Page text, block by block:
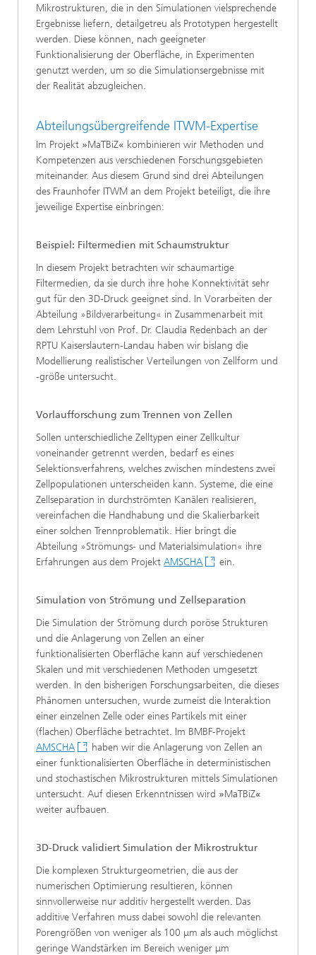
Mikrostrukturen, die in den Simulationen vielsprechende
Ergebnisse liefern, detailgetreu als Prototypen hergestellt
werden. Diese können, nach geeigneter
Funktionalisierung der Oberfläche, in Experimenten
genutzt werden, um so die Simulationsergebnisse mit
der Realität abzugleichen.
Abteilungsübergreifende ITWM-Expertise
Im Projekt »MaTBiZ« kombinieren wir Methoden und
Kompetenzen aus verschiedenen Forschungsgebieten
miteinander. Aus diesem Grund sind drei Abteilungen
des Fraunhofer ITWM an dem Projekt beteiligt, die ihre
jeweilige Expertise einbringen:
Beispiel: Filtermedien mit Schaumstruktur
In diesem Projekt betrachten wir schaumartige
Filtermedien, da sie durch ihre hohe Konnektivität sehr
gut für den 3D-Druck geeignet sind. In Vorarbeiten der
Abteilung »Bildverarbeitung« in Zusammenarbeit mit
dem Lehrstuhl von Prof. Dr. Claudia Redenbach an der
RPTU Kaiserslautern-Landau haben wir bislang die
Modellierung realistischer Verteilungen von Zellform und
-größe untersucht.
Vorlaufforschung zum Trennen von Zellen
Sollen unterschiedliche Zelltypen einer Zellkultur
voneinander getrennt werden, bedarf es eines
Selektionsverfahrens, welches zwischen mindestens zwei
Zellpopulationen unterscheiden kann. Systeme, die eine
Zellseparation in durchströmten Kanälen realisieren,
vereinfachen die Handhabung und die Skalierbarkeit
einer solchen Trennproblematik. Hier bringt die
Abteilung »Strömungs- und Materialsimulation« ihre
Erfahrungen aus dem Projekt AMSCHA ein.
Simulation von Strömung und Zellseparation
Die Simulation der Strömung durch poröse Strukturen
und die Anlagerung von Zellen an einer
funktionalisierten Oberfläche kann auf verschiedenen
Skalen und mit verschiedenen Methoden umgesetzt
werden. In den bisherigen Forschungsarbeiten, die dieses
Phänomen untersuchen, wurde zumeist die Interaktion
einer einzelnen Zelle oder eines Partikels mit einer
(flachen) Oberfläche betrachtet. Im BMBF-Projekt
AMSCHA
haben wir die Anlagerung von Zellen an
einer funktionalisierten Oberfläche in deterministischen
und stochastischen Mikrostrukturen mittels Simulationen
untersucht. Auf diesen Erkenntnissen wird »MaTBiZ«
weiter aufbauen.
3D-Druck validiert Simulation der Mikrostruktur
Die komplexen Strukturgeometrien, die aus der
numerischen Optimierung resultieren, können
sinnvollerweise nur additiv hergestellt werden. Das
additive Verfahren muss dabei sowohl die relevanten
Porengrößen von weniger als 100 μm als auch möglichst
geringe Wandstärken im Bereich weniger μm